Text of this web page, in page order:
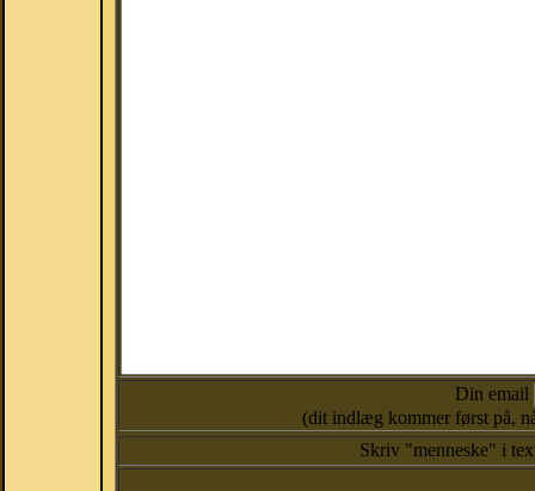
Din email
(dit indlæg kommer først på,
Skriv "menneske" i